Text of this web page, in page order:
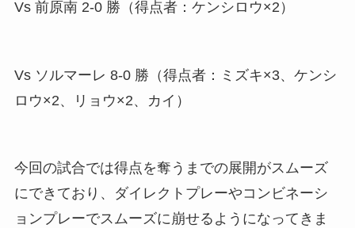
Vs 前原南 2-0 勝（得点者：ケンシロウ×2）
Vs ソルマーレ 8-0 勝（得点者：ミズキ×3、ケンシ
ロウ×2、リョウ×2、カイ）
今回の試合では得点を奪うまでの展開がスムーズ
にできており、ダイレクトプレーやコンビネーシ
ョンプレーでスムーズに崩せるようになってきま